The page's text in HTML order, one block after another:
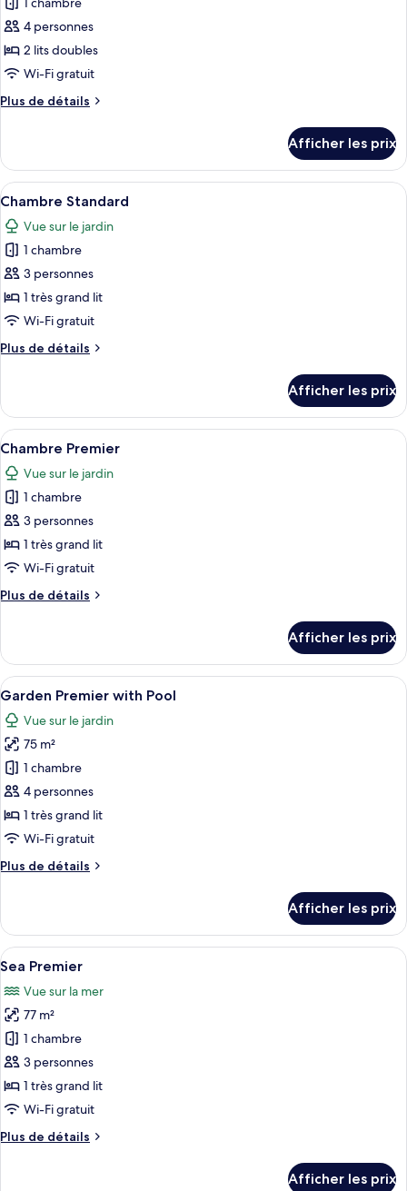
photos
pour
ce
type
chambre :
4 personnes
2 lits doubles
Wi-Fi gratuit
Plus de détails
Plus
Chambre
Deluxe
Afficher les prix
Afficher
toutes
les
photos
pour
ce
type
chambre :
Coffre-fort, rideaux
1
Chambre Standard
Vue sur le jardin
1 chambre
3 personnes
1 très grand lit
Wi-Fi gratuit
Plus de détails
Plus
Chambre
Standard
Afficher les prix
Afficher
toutes
les
photos
pour
ce
type
chambre :
Une chambre d’hôtel moderne
1
Chambre Premier
Vue sur le jardin
1 chambre
3 personnes
1 très grand lit
Wi-Fi gratuit
Plus de détails
Plus
Chambre
Premier
Afficher les prix
Afficher
toutes
les
photos
pour
ce
type
de
chambre :
Garden
Pool
Une chambre d’hôtel moderne,
1
Garden Premier with Pool
Vue sur le jardin
75 m²
1 chambre
4 personnes
1 très grand lit
Wi-Fi gratuit
Plus de détails
Plus
Garden
Premier
with
Afficher les prix
Afficher
toutes
les
photos
pour
ce
type
de
chambre :
Sea
Une chambre d’hôtel moderne
1
Sea Premier
Vue sur la mer
77 m²
1 chambre
3 personnes
1 très grand lit
Wi-Fi gratuit
Plus de détails
Plus
Afficher les prix